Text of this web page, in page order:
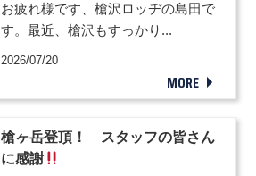
お疲れ様です、槍沢ロッヂの島田で
す。最近、槍沢もすっかり...
2026/07/20
MORE
槍ヶ岳登頂！ スタッフの皆さん
に感謝